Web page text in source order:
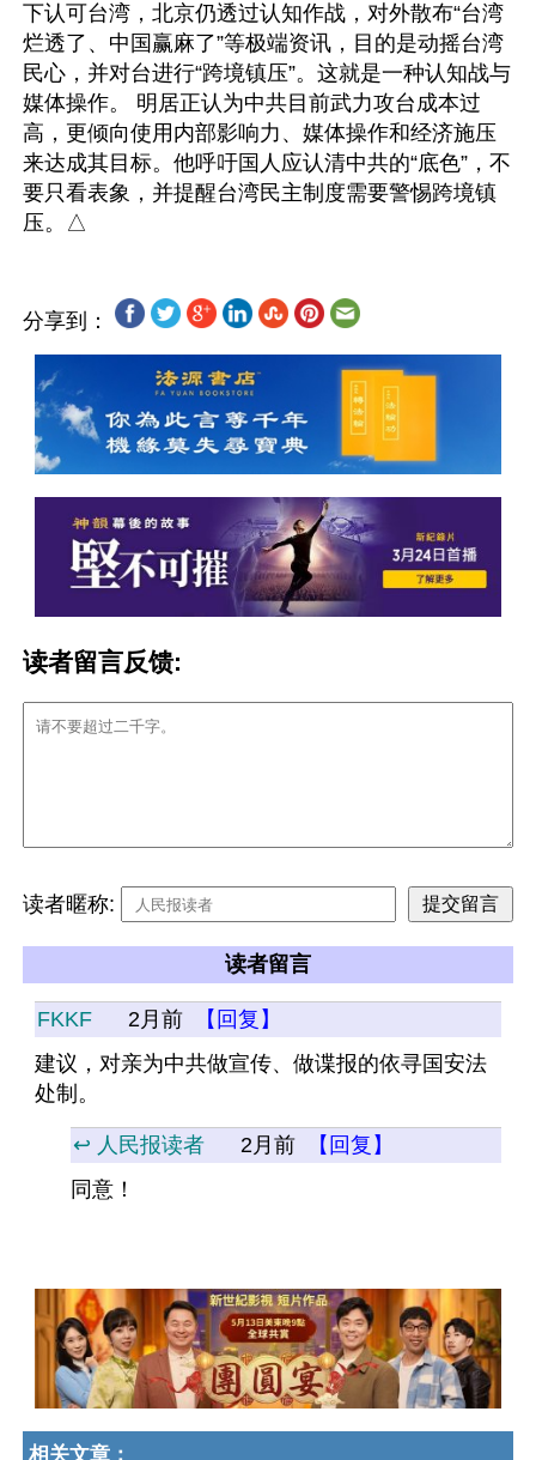
下认可台湾，北京仍透过认知作战，对外散布“台湾
烂透了、中国赢麻了”等极端资讯，目的是动摇台湾
民心，并对台进行“跨境镇压”。这就是一种认知战与
媒体操作。 明居正认为中共目前武力攻台成本过
高，更倾向使用内部影响力、媒体操作和经济施压
来达成其目标。他呼吁国人应认清中共的“底色”，不
要只看表象，并提醒台湾民主制度需要警惕跨境镇
分享到：
读者留言反馈:
读者暱称:
读者留言
FKKF 2月前
【回复】
建议，对亲为中共做宣传、做谍报的依寻国安法
处制。
↩️ 人民报读者 2月前
【回复】
同意！
相关文章：